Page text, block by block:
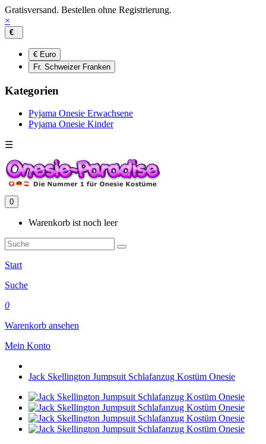
Gratisversand. Bestellen ohne Registrierung.
×
€
€ Euro
Fr. Schweizer Franken
Kategorien
Pyjama Onesie Erwachsene
Pyjama Onesie Kinder
☰
0
Warenkorb ist noch leer
Start
Suche
0
Warenkorb ansehen
Mein Konto
Jack Skellington Jumpsuit Schlafanzug Kostüm Onesie